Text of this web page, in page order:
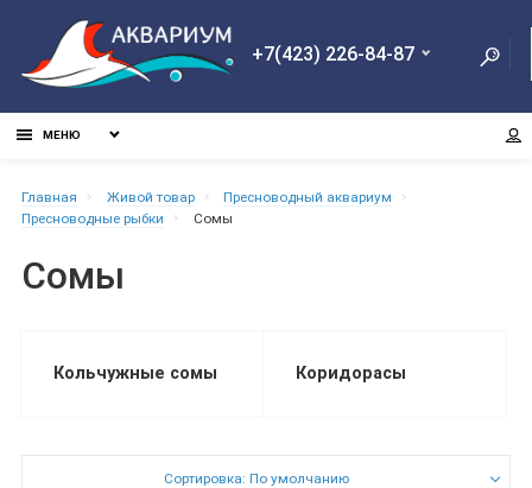
+7(423) 226-84-87
МЕНЮ
Главная Живой товар
Пресноводный аквариум
Пресноводные рыбки
Сомы
Сомы
Кольчужные сомы Коридорасы
Сортировка: По умолчанию